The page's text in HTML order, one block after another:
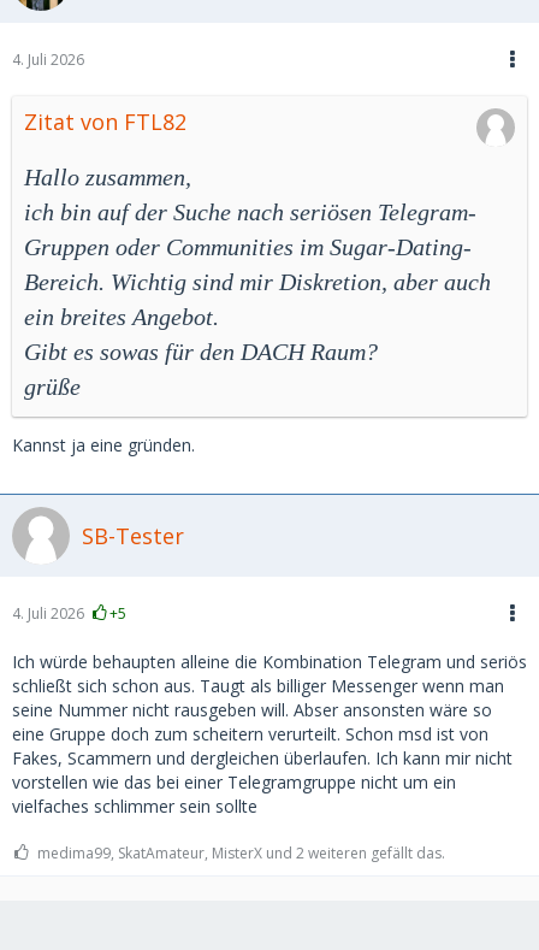
4. Juli 2026
Zitat von FTL82
Hallo zusammen,
ich bin auf der Suche nach seriösen Telegram-
Gruppen oder Communities im Sugar-Dating-
Bereich. Wichtig sind mir Diskretion, aber auch
ein breites Angebot.
Gibt es sowas für den DACH Raum?
grüße
Kannst ja eine gründen.
SB-Tester
4. Juli 2026 +5
Ich würde behaupten alleine die Kombination Telegram und seriös
schließt sich schon aus. Taugt als billiger Messenger wenn man
seine Nummer nicht rausgeben will. Abser ansonsten wäre so
eine Gruppe doch zum scheitern verurteilt. Schon msd ist von
Fakes, Scammern und dergleichen überlaufen. Ich kann mir nicht
vorstellen wie das bei einer Telegramgruppe nicht um ein
vielfaches schlimmer sein sollte
medima99, SkatAmateur, MisterX und 2 weiteren gefällt das.